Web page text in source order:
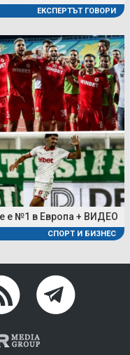
ЕКСПЕРТЪТ ГОВОРИ
е №1 в Европа + ВИДЕО
СПОРТ И БИЗНЕС